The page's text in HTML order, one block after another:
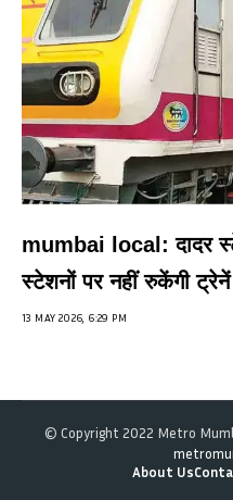
mumbai local: दादर
स्टेशनों पर नहीं रुकेंगी ट्रेनें
13 MAY 2026, 6:29 PM
© Copyright 2022 Metro
About Us